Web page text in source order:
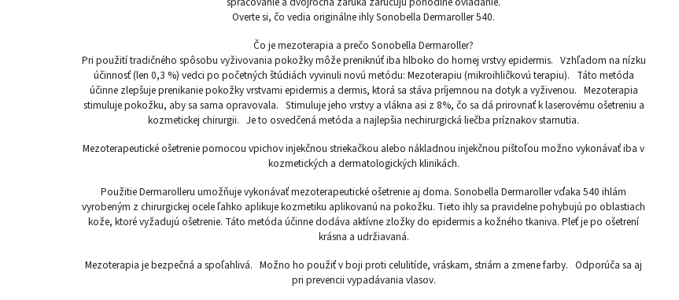
Overte si, čo vedia originálne ihly Sonobella Dermaroller 540.
Čo je mezoterapia a prečo Sonobella Dermaroller?
Pri použití tradičného spôsobu vyživovania pokožky môže preniknúť iba hlboko do hornej vrstvy epidermis. Vzhľadom na nízku
účinnosť (len 0,3 %) vedci po početných štúdiách vyvinuli novú metódu: Mezoterapiu (mikroihličkovú terapiu). Táto metóda
účinne zlepšuje prenikanie pokožky vrstvami epidermis a dermis, ktorá sa stáva príjemnou na dotyk a vyživenou. Mezoterapia
stimuluje pokožku, aby sa sama opravovala. Stimuluje jeho vrstvy a vlákna asi z 8%, čo sa dá prirovnať k laserovému ošetreniu a
kozmetickej chirurgii. Je to osvedčená metóda a najlepšia nechirurgická liečba príznakov starnutia.
Mezoterapeutické ošetrenie pomocou vpichov injekčnou striekačkou alebo nákladnou injekčnou pištoľou možno vykonávať iba v
kozmetických a dermatologických klinikách.
Použitie Dermarolleru umožňuje vykonávať mezoterapeutické ošetrenie aj doma. Sonobella Dermaroller vďaka 540 ihlám
vyrobeným z chirurgickej ocele ľahko aplikuje kozmetiku aplikovanú na pokožku. Tieto ihly sa pravidelne pohybujú po oblastiach
kože, ktoré vyžadujú ošetrenie. Táto metóda účinne dodáva aktívne zložky do epidermis a kožného tkaniva. Pleť je po ošetrení
krásna a udržiavaná.
Mezoterapia je bezpečná a spoľahlivá. Možno ho použiť v boji proti celulitíde, vráskam, striám a zmene farby. Odporúča sa aj
pri prevencii vypadávania vlasov.